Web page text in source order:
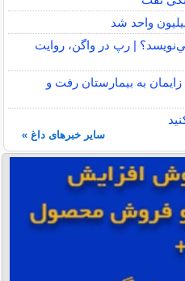
| رپ در واگن، روايت
به بیمارستان رفت و
سایر خبرهای داغ »